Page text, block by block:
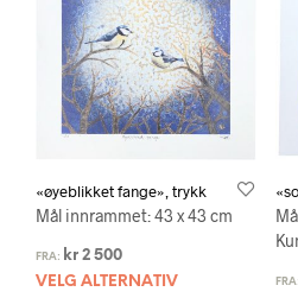
«øyeblikket fange», trykk
Mål innrammet: 43 x 43 cm
FRA: kr 2 500
VELG ALTERNATIV
FRA: